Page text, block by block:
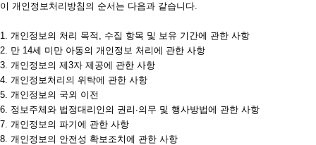
이 개인정보처리방침의 순서는 다음과 같습니다.
1. 개인정보의 처리 목적, 수집 항목 및 보유 기간에 관한 사항
2. 만 14세 미만 아동의 개인정보 처리에 관한 사항
3. 개인정보의 제3자 제공에 관한 사항
4. 개인정보처리의 위탁에 관한 사항
5. 개인정보의 국외 이전
6. 정보주체와 법정대리인의 권리∙의무 및 행사방법에 관한 사항
7. 개인정보의 파기에 관한 사항
8. 개인정보의 안전성 확보조치에 관한 사항